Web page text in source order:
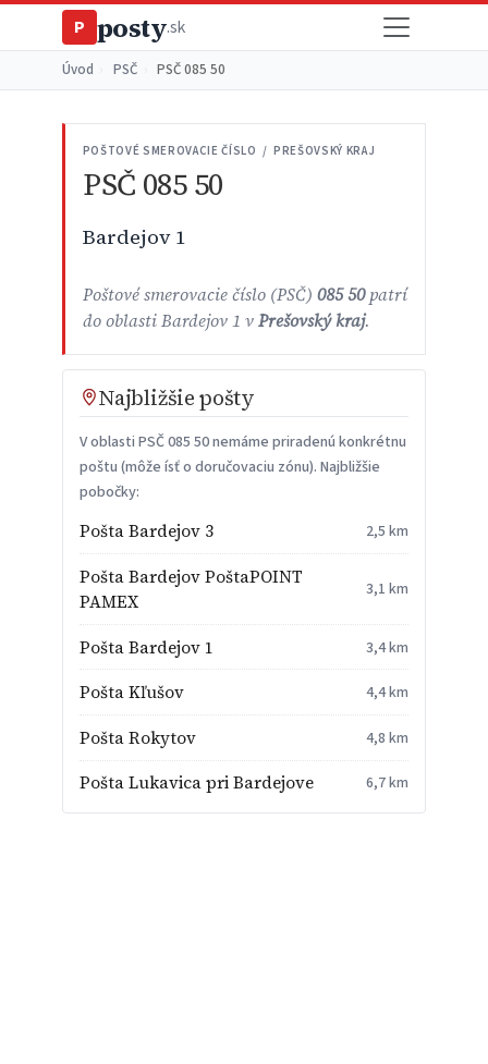
P posty.sk
Úvod PSČ PSČ 085 50
POŠTOVÉ SMEROVACIE ČÍSLO / PREŠOVSKÝ KRAJ
PSČ 085 50
Bardejov 1
Poštové smerovacie číslo (PSČ) 085 50patrí
do oblasti Bardejov 1 vPrešovský kraj.
Najbližšie pošty
V oblasti PSČ 085 50 nemáme priradenú konkrétnu
poštu (môže ísť o doručovaciu zónu). Najbližšie
pobočky:
Pošta Bardejov 3 2,5 km
Pošta Bardejov PoštaPOINT
PAMEX
3,1 km
Pošta Bardejov 1 3,4 km
Pošta Kľušov 4,4 km
Pošta Rokytov 4,8 km
Pošta Lukavica pri Bardejove 6,7 km